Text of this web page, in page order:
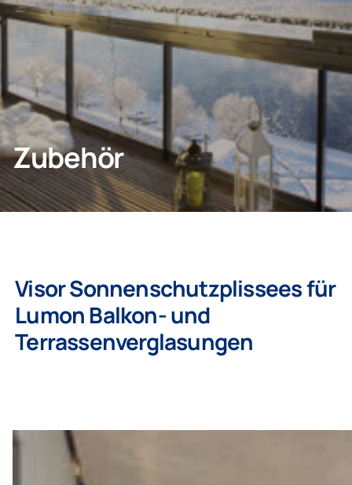
Geschäftskunden
Unternehmen
Zubehör
Visor Sonnenschutzplissees für
Lumon Balkon- und
Terrassenverglasungen